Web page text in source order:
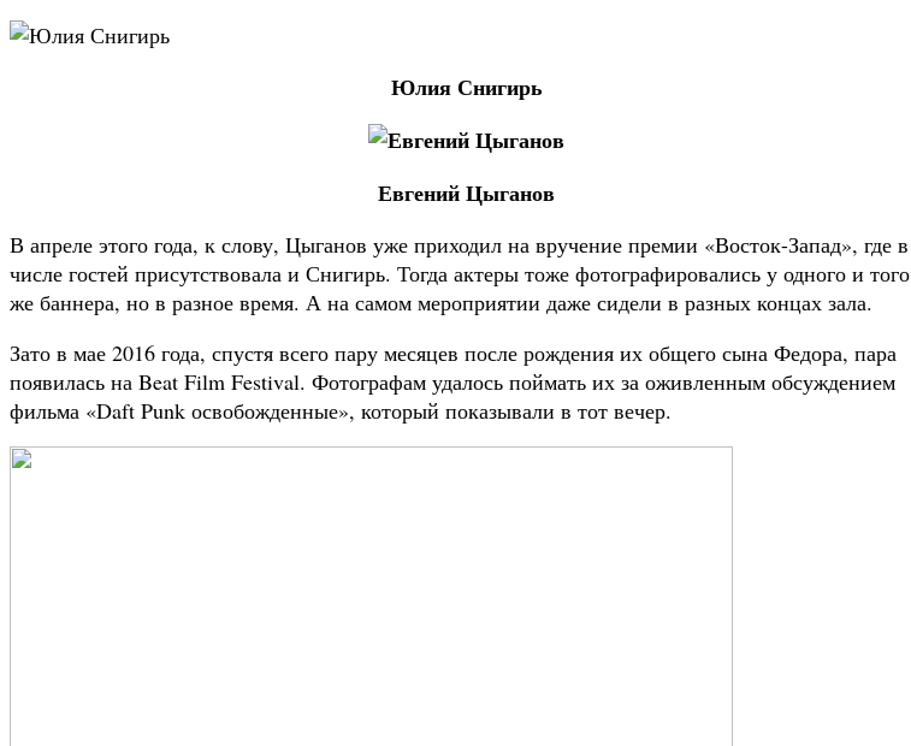
Юлия Снигирь
Евгений Цыганов
В апреле этого года, к слову, Цыганов уже приходил на вручение премии «Восток-Запад», где в
числе гостей присутствовала и Снигирь. Тогда актеры тоже фотографировались у одного и того
же баннера, но в разное время. А на самом мероприятии даже сидели в разных концах зала.
Зато в мае 2016 года, спустя всего пару месяцев после рождения их общего сына Федора, пара
появилась на Beat Film Festival. Фотографам удалось поймать их за оживленным обсуждением
фильма «Daft Punk освобожденные», который показывали в тот вечер.